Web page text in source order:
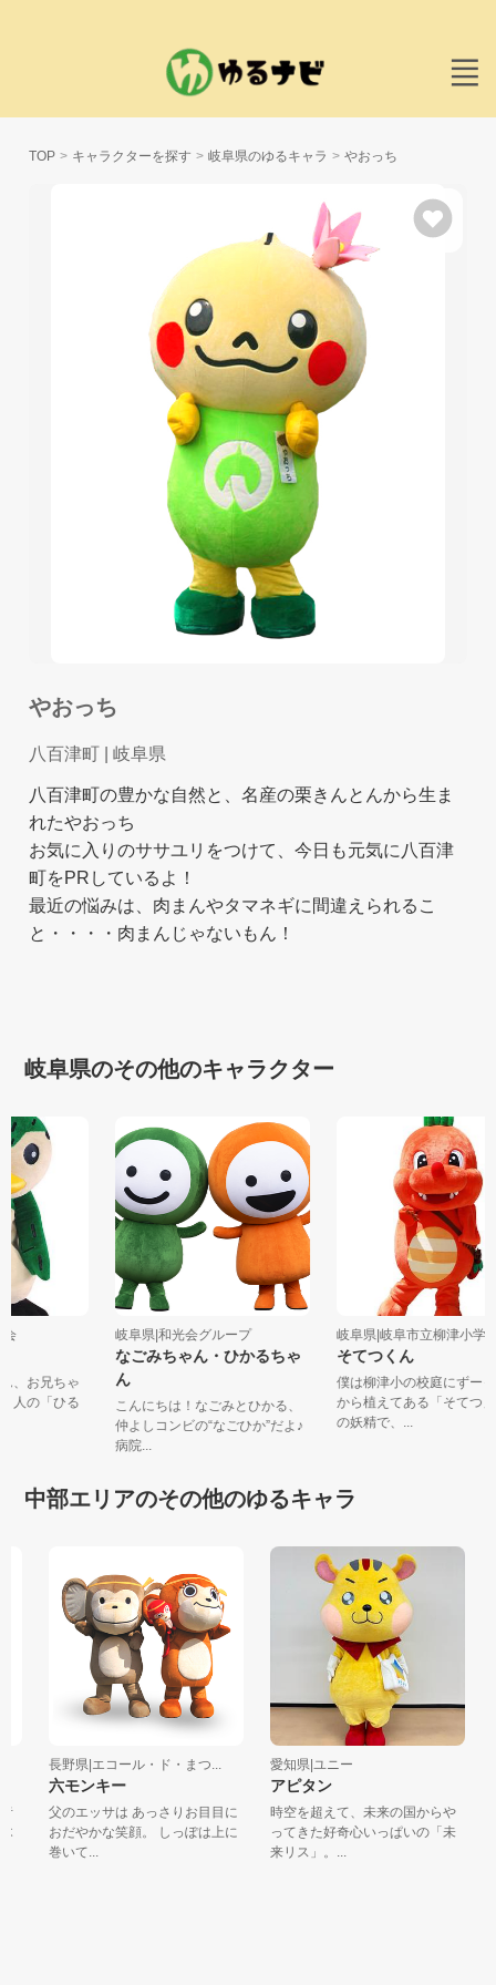
TOP キャラクターを探す 岐阜県のゆるキャラ やおっち
やおっち
八百津町 | 岐阜県
八百津町の豊かな自然と、名産の栗きんとんから生ま
れたやおっち
お気に入りのササユリをつけて、今日も元気に八百津
町をPRしているよ！
最近の悩みは、肉まんやタマネギに間違えられるこ
と・・・・肉まんじゃないもん！
岐阜県のその他のキャラクター
会
ん、お兄ちゃ
人の「ひる
岐阜県|和光会グループ
なごみちゃん・ひかるちゃ
ん
こんにちは！なごみとひかる、
仲よしコンビの“なごひか”だよ♪
病院...
岐阜県|岐阜市立柳津小
そてつくん
僕は柳津小の校庭にず
から植えてある「そて
の妖精で、...
中部エリアのその他のゆるキャラ
長野県|エコール・ド・まつ...
六モンキー
父のエッサは あっさりお目目に
おだやかな笑顔。 しっぽは上に
巻いて...
愛知県|ユニー
アピタン
時空を超えて、未来の国からや
ってきた好奇心いっぱいの「未
来リス」。...